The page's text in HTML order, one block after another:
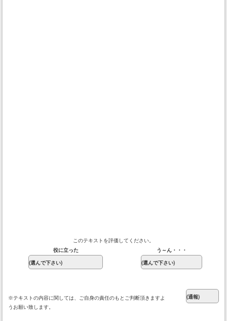
このテキストを評価してください。
役に立った
う～ん・・・
※テキストの内容に関しては、ご自身の責任のもとご判断頂きますよ
うお願い致します。